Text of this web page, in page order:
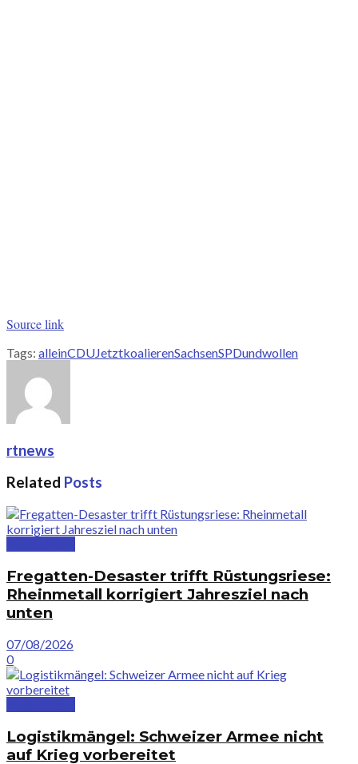
Source link
Tags: alleinCDUJetztkoalierenSachsenSPDundwollen
rtnews
Related Posts
Fregatten-Desaster trifft Rüstungsriese:
Rheinmetall korrigiert Jahresziel nach
unten
07/08/2026
0
Logistikmängel: Schweizer Armee nicht
auf Krieg vorbereitet